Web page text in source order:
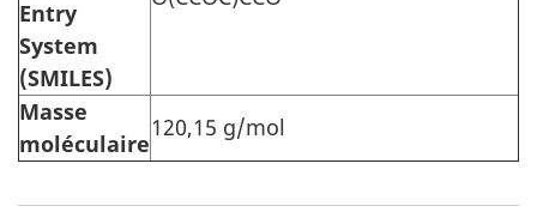
Entry
System
(SMILES)
Masse
moléculaire
120,15 g/mol